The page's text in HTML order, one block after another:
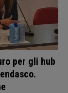
per gli hub